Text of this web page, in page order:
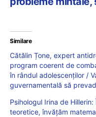
Similare
Cătălin Țone, expert
program coerent de
în rândul adolescenților /
guvernamentală să
Psihologul Irina de
teoretice, învățăm